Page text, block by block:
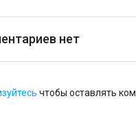
нет
чтобы оставлять